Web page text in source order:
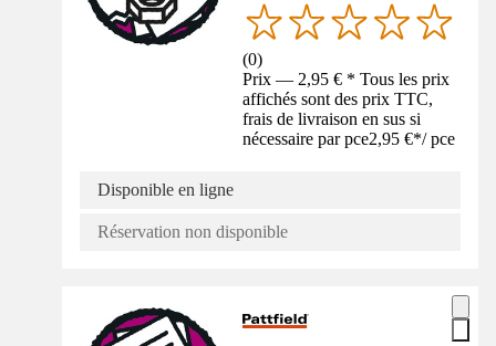
(0)
Prix — 2,95 € * Tous les prix
affichés sont des prix TTC,
frais de livraison en sus si
nécessaire par pce2,95 €*/ pce
Disponible en ligne
Réservation non disponible